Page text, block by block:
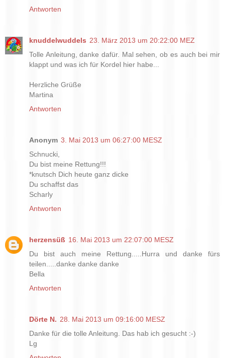
Antworten
knuddelwuddels 23. März 2013 um 20:22:00 MEZ
Tolle Anleitung, danke dafür. Mal sehen, ob es auch bei mir
klappt und was ich für Kordel hier habe...
Herzliche Grüße
Martina
Antworten
Anonym 3. Mai 2013 um 06:27:00 MESZ
Schnucki,
Du bist meine Rettung!!!
*knutsch Dich heute ganz dicke
Du schaffst das
Scharly
Antworten
herzensüß 16. Mai 2013 um 22:07:00 MESZ
Du bist auch meine Rettung.....Hurra und danke fürs
teilen.....danke danke danke
Bella
Antworten
Dörte N. 28. Mai 2013 um 09:16:00 MESZ
Danke für die tolle Anleitung. Das hab ich gesucht :-)
Lg